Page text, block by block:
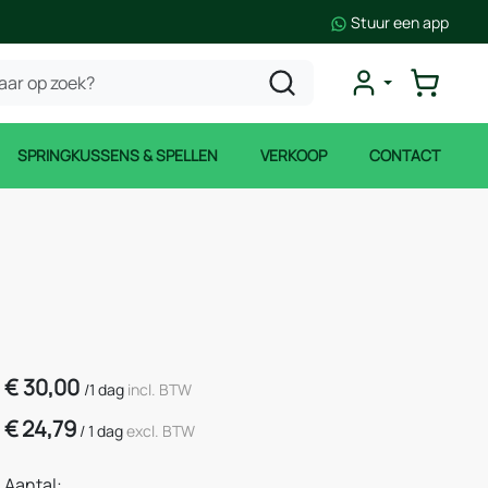
Stuur een app
SPRINGKUSSENS & SPELLEN VERKOOP CONTACT
€30,00 /1 dag incl. BTW
€24,79 /1 dagexcl. BTW